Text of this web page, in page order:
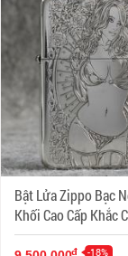
Bật Lửa Zippo Bạc
Khối Cao Cấp Khắc
Sexy Và Đâu Lâu
đ -18%